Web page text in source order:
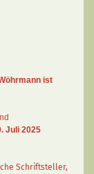
ist
Juli 2025
Schriftsteller,